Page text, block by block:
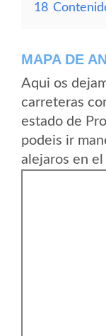
18
MAPA DE
Aqui os
carreteras
estado de
podeis ir
alejaros en el